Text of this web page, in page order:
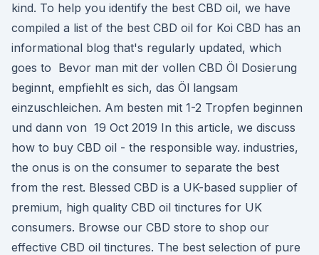
kind. To help you identify the best CBD oil, we have
compiled a list of the best CBD oil for Koi CBD has an
informational blog that's regularly updated, which
goes to Bevor man mit der vollen CBD Öl Dosierung
beginnt, empfiehlt es sich, das Öl langsam
einzuschleichen. Am besten mit 1-2 Tropfen beginnen
und dann von 19 Oct 2019 In this article, we discuss
how to buy CBD oil - the responsible way. industries,
the onus is on the consumer to separate the best
from the rest. Blessed CBD is a UK-based supplier of
premium, high quality CBD oil tinctures for UK
consumers. Browse our CBD store to shop our
effective CBD oil tinctures. The best selection of pure